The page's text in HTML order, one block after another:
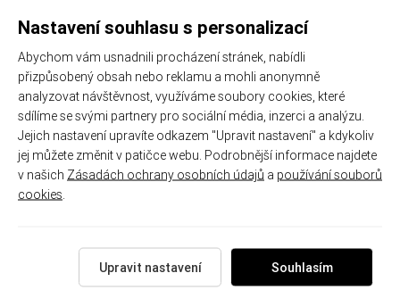
Maximální
ultra
fixace:Udržuje
účes v
perfektním
tvaru po dobu
až 24 hodin.
Rychleschnoucí:Zajišťuje
okamžitou fixaci bez
čekání.
zářením.
Aplikace:Sprej aplikujte na suché vlasy ze
vzdálenosti přibližně 20–30 cm.
Nastavení souhlasu s personalizací
Abychom vám usnadnili procházení stránek, nabídli
přizpůsobený obsah nebo reklamu a mohli anonymně
analyzovat návštěvnost, využíváme soubory cookies, které
sdílíme se svými partnery pro sociální média, inzerci a analýzu.
Jejich nastavení upravíte odkazem "Upravit nastavení" a kdykoliv
jej můžete změnit v patičce webu. Podrobnější informace najdete
v našich Zásadách ochrany osobních údajů a používání souborů
cookies
Upravit nastavení Souhlasím